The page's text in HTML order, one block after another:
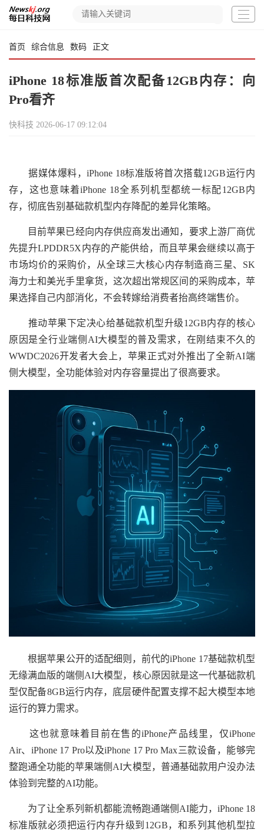
首页 综合信息 数码 正文
iPhone 18标准版首次配备12GB内存：向
Pro看齐
快科技 2026-06-17 09:12:04
据媒体爆料，iPhone 18标准版将首次搭载12GB运行内
存，这也意味着iPhone 18全系列机型都统一标配12GB内
存，彻底告别基础款机型内存降配的差异化策略。
目前苹果已经向内存供应商发出通知，要求上游厂商优
先提升LPDDR5X内存的产能供给，而且苹果会继续以高于
市场均价的采购价，从全球三大核心内存制造商三星、SK
海力士和美光手里拿货，这次超出常规区间的采购成本，苹
果选择自己内部消化，不会转嫁给消费者抬高终端售价。
推动苹果下定决心给基础款机型升级12GB内存的核心
原因是全行业端侧AI大模型的普及需求，在刚结束不久的
WWDC2026开发者大会上，苹果正式对外推出了全新AI端
侧大模型，全功能体验对内存容量提出了很高要求。
根据苹果公开的适配细则，前代的iPhone 17基础款机型
无缘满血版的端侧AI大模型，核心原因就是这一代基础款机
型仅配备8GB运行内存，底层硬件配置支撑不起大模型本地
运行的算力需求。
这也就意味着目前在售的iPhone产品线里，仅iPhone
Air、iPhone 17 Pro以及iPhone 17 Pro Max三款设备，能够完
整跑通全功能的苹果端侧AI大模型，普通基础款用户没办法
体验到完整的AI功能。
为了让全系列新机都能流畅跑通端侧AI能力，iPhone 18
标准版就必须把运行内存升级到12GB，和系列其他机型拉